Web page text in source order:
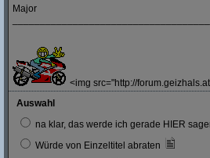
Major
<img src="http://
Auswahl
na klar, das werde ich gerade HIER
Würde von Einzeltitel abraten